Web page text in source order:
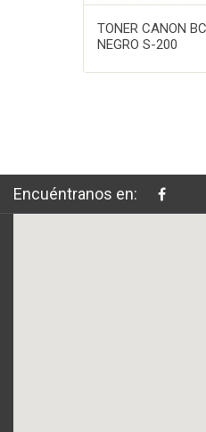
TONER CANON
NEGRO S-200
Encuéntranos en: